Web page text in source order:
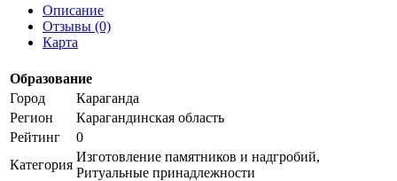
Описание
Отзывы (0)
Карта
Образование
Город
Караганда
Регион
Карагандинская область
Рейтинг
0
Категория
Изготовление памятников и надгробий,
Ритуальные принадлежности